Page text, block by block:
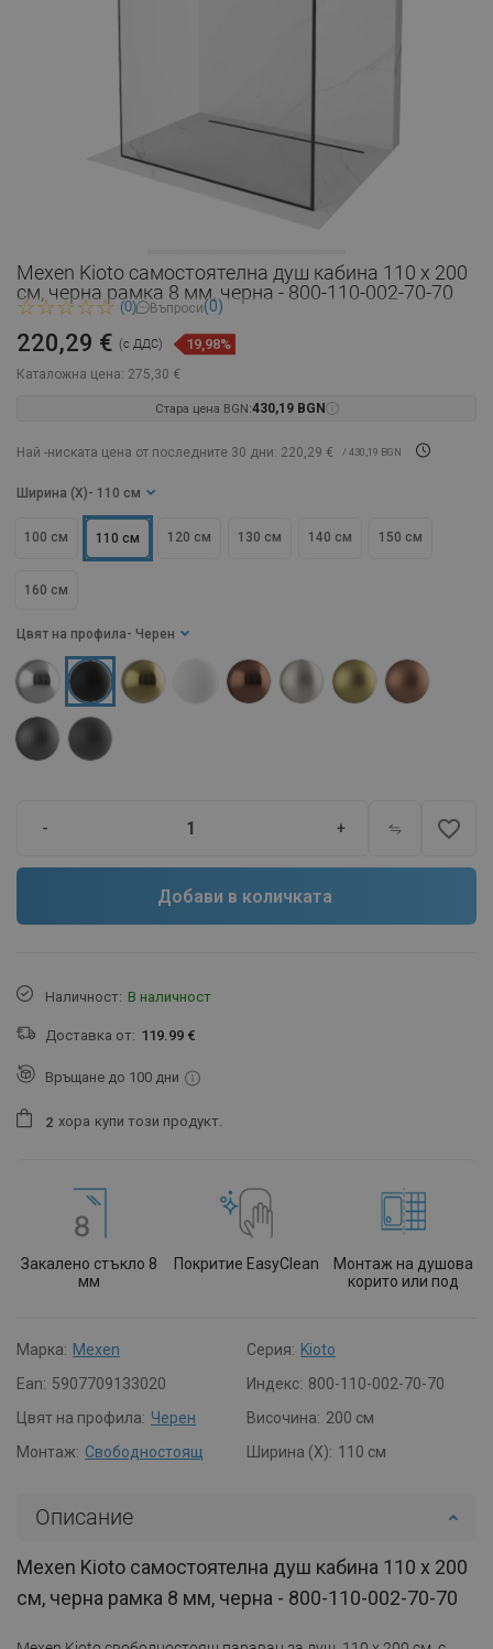
Mexen Kioto самостоятелна душ кабина 110 x 200
см, черна рамка 8 мм, черна - 800-110-002-70-70
(0) Въпроси(0)
Каталожна цена: 275,30 €
220,29 € (с ДДС) 19,98%
Стара цена BGN:430,19 BGN
Най -ниската цена от последните 30 дни: 220,29 € / 430,19 BGN
Цвят на профила - Черен
Ширина (X) - 110 см
100 см 110 см 120 см 130 см 140 см 150 см
160 см
- + favorite_border
Добави в количката
Наличност: В наличност
Доставка от: 119.99 €
Връщане до 100 дни
2 хора купи този продукт.
Закалено стъкло 8
мм
Покритие EasyClean
Монтаж на душова
корито или под
Марка: Mexen Серия: Kioto
Ean: 5907709133020 Индекс: 800-110-002-70-70
Цвят на профила: Черен Височина: 200 см
Монтаж: Свободностоящ Ширина (X): 110 см
Описание
Mexen Kioto самостоятелна душ кабина 110 x 200
см, черна рамка 8 мм, черна - 800-110-002-70-70